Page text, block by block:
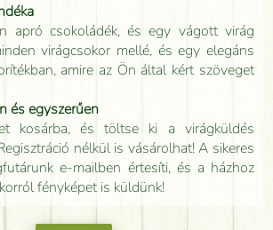
apró csokoládék, és egy vágott virág
virágcsokor mellé, és egy elegáns
amire az Ön által kért szöveget
és egyszerűen
kosárba, és töltse ki a virágküldés
nélkül is vásárolhat! A sikeres
e-mailben értesíti, és a házhoz
fényképet is küldünk!